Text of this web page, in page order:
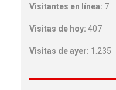
Visitantes en línea: 7
Visitas de hoy: 407
Visitas de ayer: 1.235